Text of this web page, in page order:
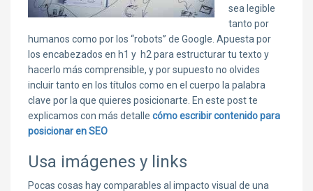
sea legible
tanto por
humanos como por los “robots” de Google. Apuesta por
los encabezados en h1 y h2 para estructurar tu texto y
hacerlo más comprensible, y por supuesto no olvides
incluir tanto en los títulos como en el cuerpo la palabra
clave por la que quieres posicionarte. En este post te
explicamos con más detalle cómo escribir contenido para
posicionar en SEO
Usa imágenes y links
Pocas cosas hay comparables al impacto visual de una